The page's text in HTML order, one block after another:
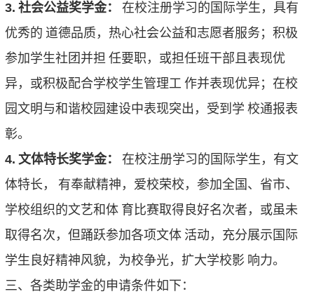
3. 社会公益奖学金：
在校注册学习的国际学生，具有
优秀的 道德品质，热心社会公益和志愿者服务；积极
参加学生社团并担 任要职，或担任班干部且表现优
异，或积极配合学校学生管理工 作并表现优异；在校
园文明与和谐校园建设中表现突出，受到学 校通报表
彰。
4. 文体特长奖学金：
在校注册学习的国际学生，有文
体特长，
有奉献精神，爱校荣校，参加全国、省市、
学校组织的文艺和体 育比赛取得良好名次者，或虽未
取得名次，但踊跃参加各项文体 活动，充分展示国际
学生良好精神风貌，为校争光，扩大学校影 响力。
三、各类助学金的申请条件如下：